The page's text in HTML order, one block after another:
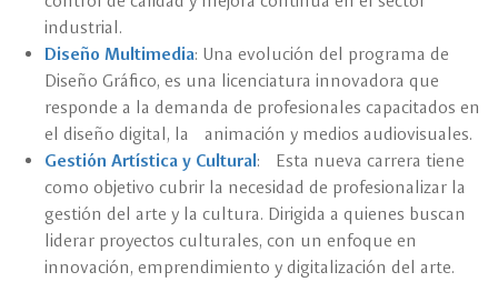
industrial.
Diseño Multimedia: Una evolución del programa de
Diseño Gráfico, es una licenciatura innovadora que
responde a la demanda de profesionales capacitados en
el diseño digital, la animación y medios audiovisuales.
Gestión Artística y Cultural: Esta nueva carrera tiene
como objetivo cubrir la necesidad de profesionalizar la
gestión del arte y la cultura. Dirigida a quienes buscan
liderar proyectos culturales, con un enfoque en
innovación, emprendimiento y digitalización del arte.